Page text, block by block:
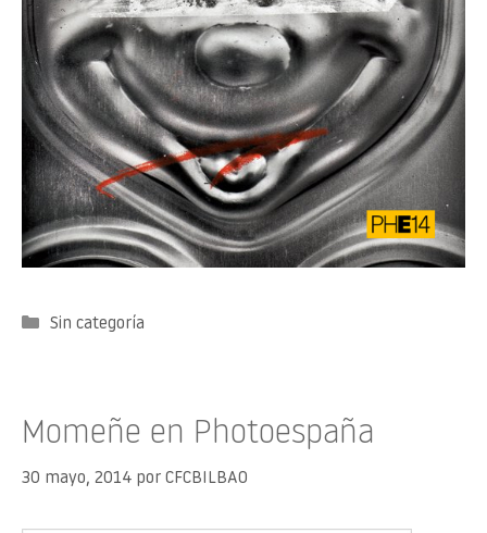
Categorías
Sin categoría
Momeñe en Photoespaña
30 mayo, 2014 por CFCBILBAO